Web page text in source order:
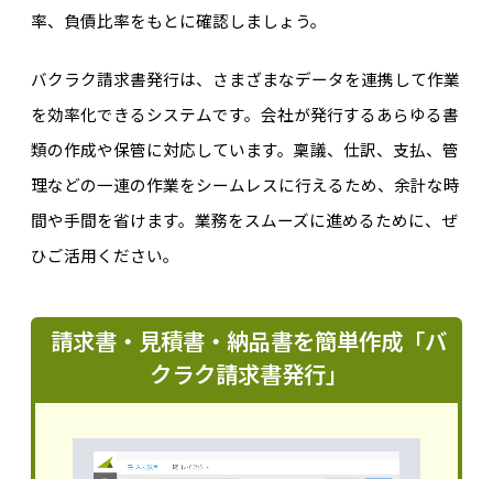
率、負債比率をもとに確認しましょう。
バクラク請求書発行は、さまざまなデータを連携して作業
を効率化できるシステムです。会社が発行するあらゆる書
類の作成や保管に対応しています。稟議、仕訳、支払、管
理などの一連の作業をシームレスに行えるため、余計な時
間や手間を省けます。業務をスムーズに進めるために、ぜ
ひご活用ください。
請求書・見積書・納品書を簡単作成「バ
クラク請求書発行」